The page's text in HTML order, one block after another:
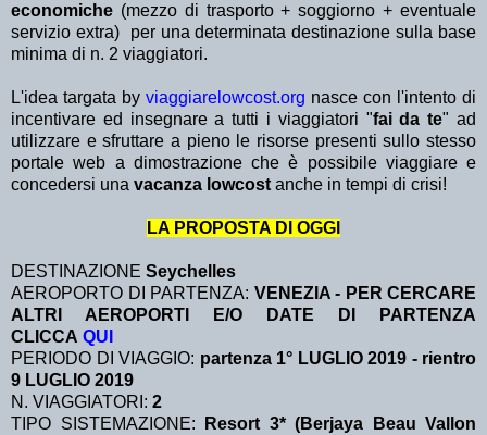
economiche (mezzo di trasporto + soggiorno + eventuale
servizio extra)
per una determinata destinazione sulla base
minima di n. 2 viaggiatori.
L'idea targata by viaggiarelowcost.org nasce con l'intento di
incentivare ed insegnare a tutti i viaggiatori "fai da te" ad
utilizzare e sfruttare a pieno le risorse presenti sullo stesso
portale web a dimostrazione che è possibile viaggiare e
concedersi una vacanza lowcost anche in tempi di crisi!
LA PROPOSTA DI OGGI
DESTINAZIONE Seychelles
AEROPORTO DI PARTENZA: VENEZIA - PER CERCARE
ALTRI AEROPORTI E/O DATE DI PARTENZA
CLICCA QUI
PERIODO DI VIAGGIO: partenza 1° LUGLIO 2019 - rientro
9 LUGLIO 2019
N. VIAGGIATORI: 2
TIPO SISTEMAZIONE:
Resort 3* (Berjaya Beau Vallon